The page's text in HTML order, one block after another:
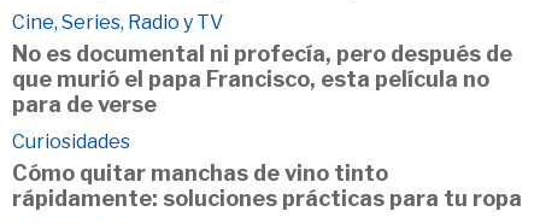
Cine, Series, Radio y TV
No es documental ni profecía, pero después de
que murió el papa Francisco, esta película no
para de verse
Curiosidades
Cómo quitar manchas de vino tinto
rápidamente: soluciones prácticas para tu ropa